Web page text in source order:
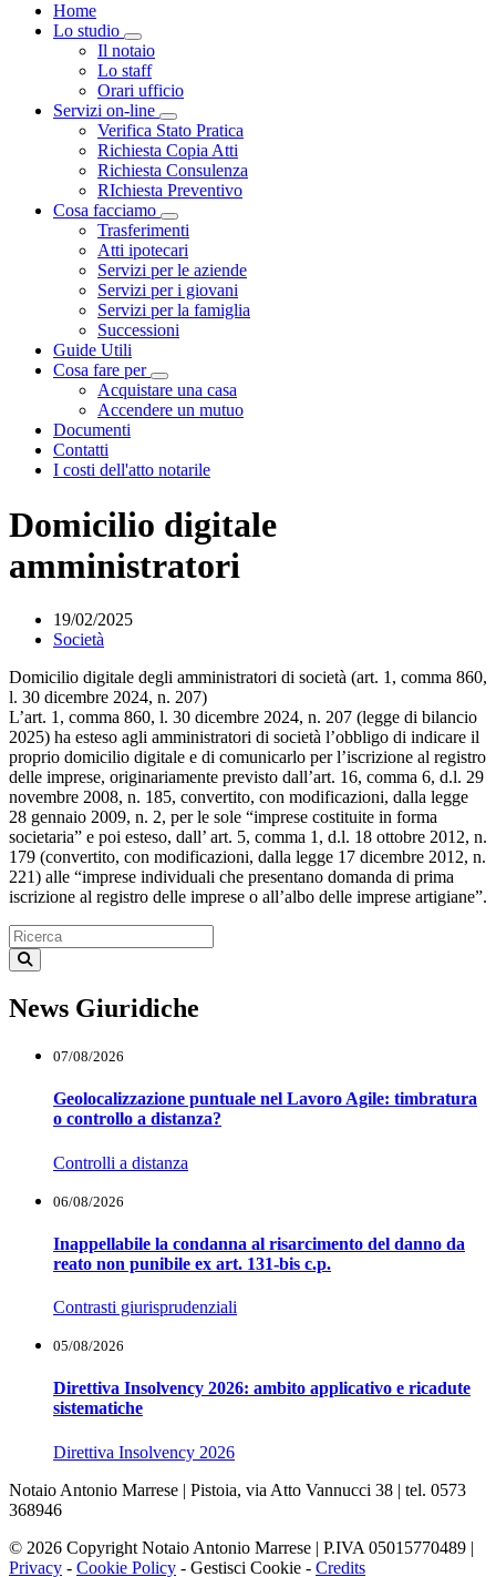
Home
Lo studio
Visualizza menù di secondo livello
Il notaio
Lo staff
Orari ufficio
Servizi on-line
Visualizza menù di secondo livello
Verifica Stato Pratica
Richiesta Copia Atti
Richiesta Consulenza
RIchiesta Preventivo
Cosa facciamo
Visualizza menù di secondo livello
Trasferimenti
Atti ipotecari
Servizi per le aziende
Servizi per i giovani
Servizi per la famiglia
Successioni
Guide Utili
Cosa fare per
Visualizza menù di secondo livello
Acquistare una casa
Accendere un mutuo
Documenti
Contatti
I costi dell'atto notarile
Domicilio digitale
amministratori
19/02/2025
Società
Domicilio digitale degli amministratori di società (art. 1, comma 860,
l. 30 dicembre 2024, n. 207)
L’art. 1, comma 860, l. 30 dicembre 2024, n. 207 (legge di bilancio
2025) ha esteso agli amministratori di società l’obbligo di indicare il
proprio domicilio digitale e di comunicarlo per l’iscrizione al registro
delle imprese, originariamente previsto dall’art. 16, comma 6, d.l. 29
novembre 2008, n. 185, convertito, con modificazioni, dalla legge
28 gennaio 2009, n. 2, per le sole “imprese costituite in forma
societaria” e poi esteso, dall’ art. 5, comma 1, d.l. 18 ottobre 2012, n.
179 (convertito, con modificazioni, dalla legge 17 dicembre 2012, n.
221) alle “imprese individuali che presentano domanda di prima
iscrizione al registro delle imprese o all’albo delle imprese artigiane”.
News Giuridiche
07/08/2026
Geolocalizzazione puntuale nel Lavoro Agile: timbratura
o controllo a distanza?
Controlli a distanza
06/08/2026
Inappellabile la condanna al risarcimento del danno da
reato non punibile ex art. 131-bis c.p.
Contrasti giurisprudenziali
05/08/2026
Direttiva Insolvency 2026: ambito applicativo e ricadute
sistematiche
Direttiva Insolvency 2026
Notaio Antonio Marrese | Pistoia, via Atto Vannucci 38 | tel. 0573
368946
© 2026 Copyright Notaio Antonio Marrese | P.IVA 05015770489 |
Privacy - Cookie Policy - Gestisci Cookie - Credits